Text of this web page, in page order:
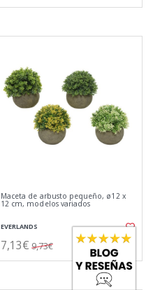
Maceta de arbusto pequeño, ø12 x
12 cm, modelos variados
EVERLANDS
7,13€ 9,73€ - 27%